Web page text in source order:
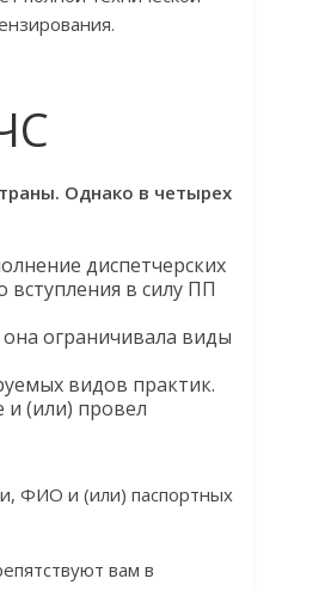
Однако в четырех
диспетчерских
в силу ПП
она ограничивала виды
видов практик.
(или) провел
ФИО и (или) паспортных
вам в